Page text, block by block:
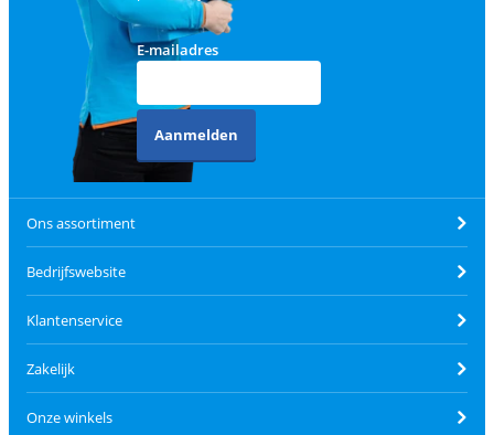
E-mailadres
Aanmelden
Ons assortiment
Bedrijfswebsite
Klantenservice
Zakelijk
Onze winkels